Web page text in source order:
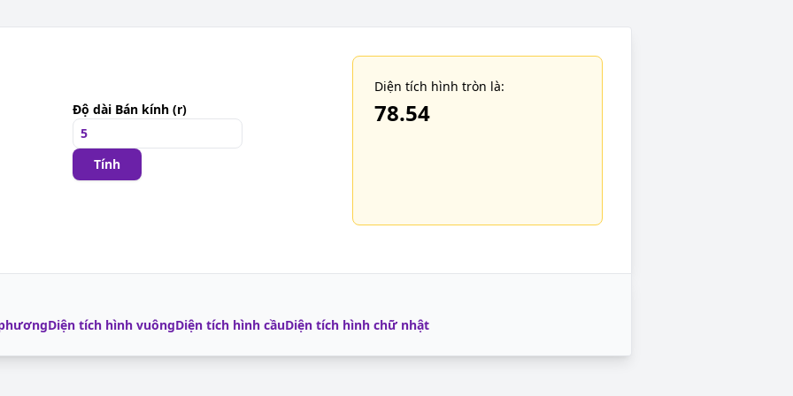
Độ dài Bán kính (r)
Tính
Diện tích hình tròn là:
78.54
Diện tích hình vuôngDiện tích hình cầuDiện tích hình chữ nhật